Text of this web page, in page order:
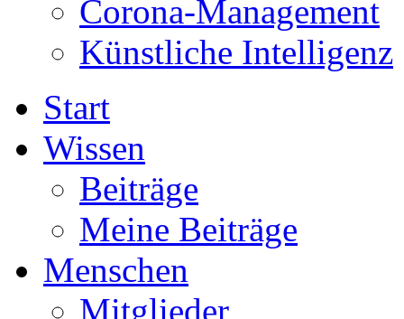
Corona-Management
Künstliche Intelligenz
Start
Wissen
Beiträge
Meine Beiträge
Menschen
Mitglieder